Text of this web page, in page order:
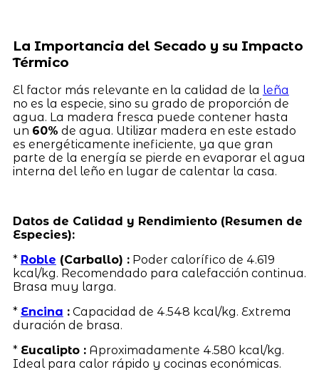
La Importancia del Secado y su Impacto
Térmico
El factor más relevante en la calidad de la leña
no es la especie, sino su grado de proporción de
agua. La madera fresca puede contener hasta
un 60% de agua. Utilizar madera en este estado
es energéticamente ineficiente, ya que gran
parte de la energía se pierde en evaporar el agua
interna del leño en lugar de calentar la casa.
Datos de Calidad y Rendimiento (Resumen de
Especies):
* Roble (Carballo) :Poder calorífico de 4.619
kcal/kg. Recomendado para calefacción continua.
Brasa muy larga.
* Encina :Capacidad de 4.548 kcal/kg. Extrema
duración de brasa.
* Eucalipto :Aproximadamente 4.580 kcal/kg.
Ideal para calor rápido y cocinas económicas.